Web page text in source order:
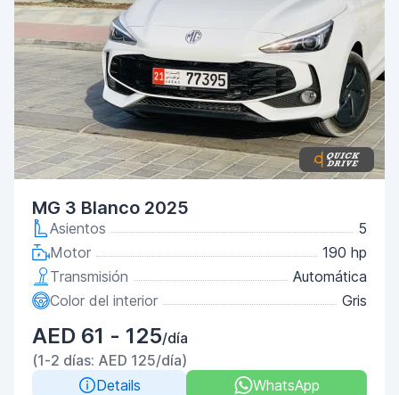
MG 3 Blanco 2025
Asientos
5
Motor
190 hp
Transmisión
Automática
Color del interior
Gris
AED 61 - 125/día
(1-2 días: AED 125/día)
Details
WhatsApp